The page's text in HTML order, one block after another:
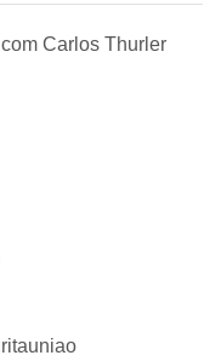
Carlos Thurler